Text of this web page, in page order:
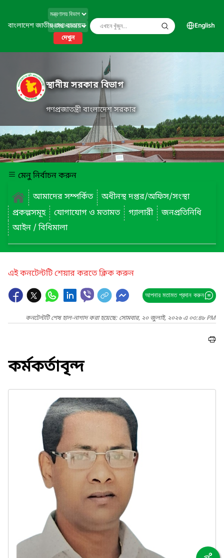
বাংলাদেশ জাতীয় তথ্য বাতায়ন
দেখুন
English
স্থানীয় সরকার বিভাগ
গণপ্রজাতন্ত্রী বাংলাদেশ সরকার
মেনু নির্বাচন করুন
আমাদের সম্পর্কিত
অধীনস্থ দপ্তর/অফিস/সংস্থা
প্রকল্পসমূহ
যোগাযোগ ও মতামত গ্যালারী
জনপ্রতিনিধি
আইন / বিধিমালা
এই কনটেন্টটি শেয়ার করতে ক্লিক করুন
আপনার মতামত প্রদান করুন
কনটেন্টটি শেষ হাল-নাগাদ করা হয়েছে: সোমবার, ২০ জুলাই, ২০২৬ এ ০৩:৪৮ PM
কর্মকর্তাবৃন্দ